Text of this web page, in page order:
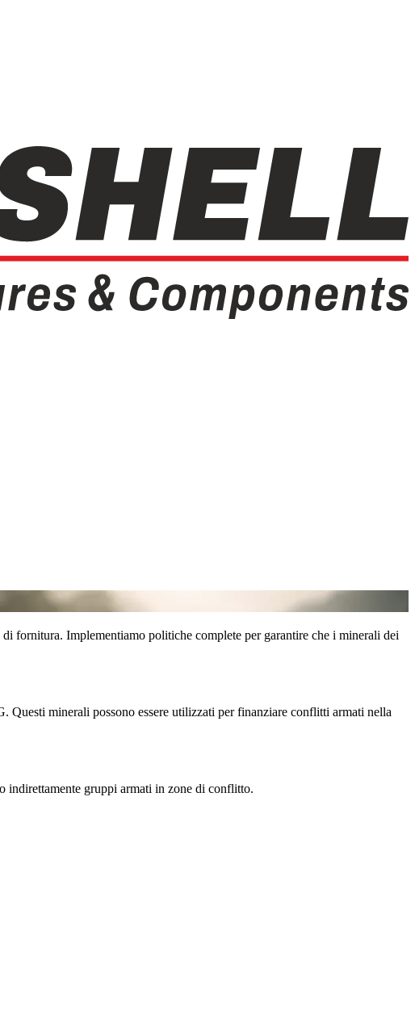
fornitura. Implementiamo politiche complete per garantire che i minerali dei
minerali possono essere utilizzati per finanziare conflitti armati nella
indirettamente gruppi armati in zone di conflitto.